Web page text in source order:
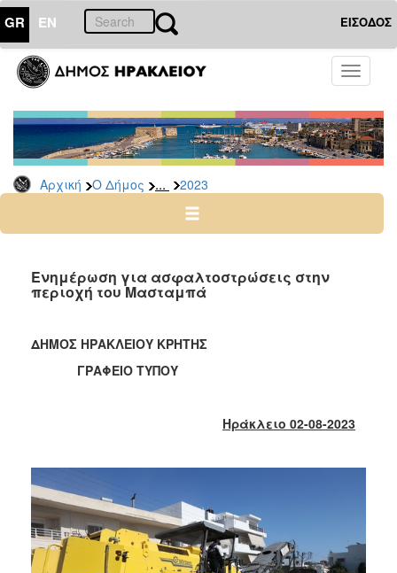
GR EN ΕΙΣΟΔΟΣ
Toggle
Αρχική Ο Δήμος ... 2023
ΔΗΜΟΣ
Δελτία
Τύπου
Αρχείο
2026
2024
2022
2020
2019
2013
2012
Ενημέρωση για ασφαλτοστρώσεις στην
περιοχή του Μασταμπά
ΔΗΜΟΣ ΗΡΑΚΛΕΙΟΥ ΚΡΗΤΗΣ
ΓΡΑΦΕΙΟ ΤΥΠΟΥ
Ηράκλειο 02-08-2023